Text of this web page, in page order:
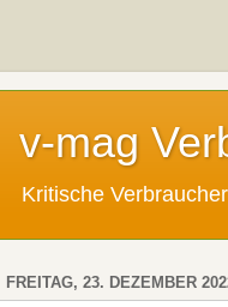
v-mag
Kritische
FREITAG, 23. DEZEMBER